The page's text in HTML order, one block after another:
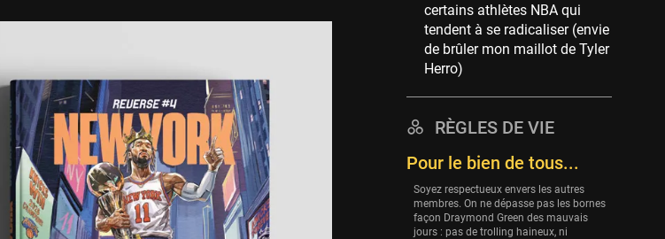
Orlando Magic
36 sessions
Euroleague
34 sessions
32 sessions
Houston Rockets
Washington Wizards
29 sessions
certains athlètes NBA qui
tendent à se radicaliser (envie
de brûler mon maillot de Tyler
Herro)
RÈGLES DE VIE
Pour le bien de tous...
Soyez respectueux envers les autres
membres. On ne dépasse pas les bornes
façon Draymond Green des mauvais
jours : pas de trolling haineux, ni